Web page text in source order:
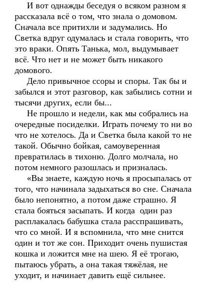
И вот однажды беседуя о всяком разном я
рассказала всё о том, что знала о домовом.
Сначала все притихли и задумались. Но
Светка вдруг одумалась и стала говорить, что
это враки. Опять Танька, мол, выдумывает
всё. Что нет и не может быть никакого
домового.
Дело привычное ссоры и споры. Так бы и
забылся и этот разговор, как забылись сотни и
тысячи других, если бы...
Не прошло и недели, как мы собрались на
очередные посиделки. Играть почему то ни во
что не хотелось. Да и Светка была какой то не
такой. Обычно бойкая, самоуверенная
превратилась в тихоню. Долго молчала, но
потом немного разошлась и призналась.
«Вы знаете, каждую ночь я просыпалась от
того, что начинала задыхаться во сне. Сначала
было непонятно, а потом даже страшно. Я
стала бояться засыпать. И когда один раз
расплакалась бабушка стала расспрашивать,
что со мной. И я вспомнила, что мне снится
один и тот же сон. Приходит очень пушистая
кошка и ложится мне на шею. Я её трогаю,
пытаюсь убрать, а она такая тяжёлая, не
уходит, и начинает давить ещё сильнее.